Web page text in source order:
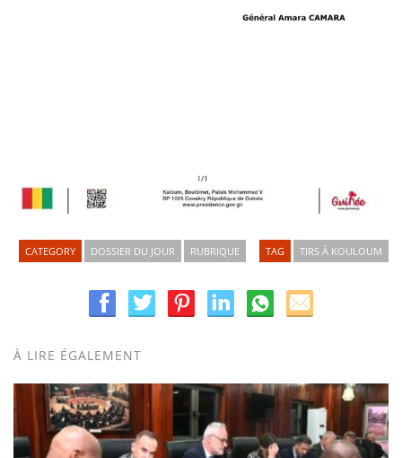
CATEGORY DOSSIER DU JOUR RUBRIQUE TAG TIRS À KOULOUM
À LIRE ÉGALEMENT